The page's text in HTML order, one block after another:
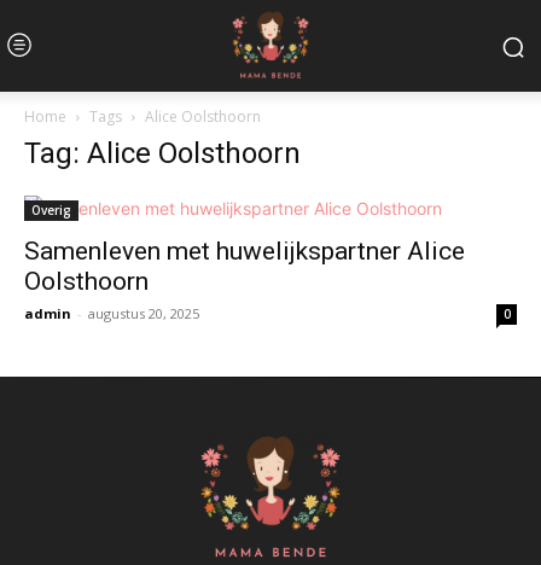
Home Tags Alice Oolsthoorn
Tag: Alice Oolsthoorn
Overig
Samenleven met huwelijkspartner Alice
Oolsthoorn
admin - augustus 20, 2025 0